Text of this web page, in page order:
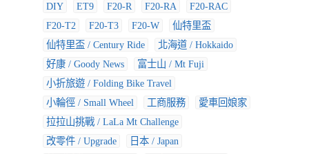
DIY ET9 F20-R F20-RA
F20-RAC
F20-T2
F20-T3 F20-W
仙特里盃
仙特里盃 / Century Ride
北海道 / Hokkaido
好康 / Goody News
富士山 / Mt Fuji
小折旅遊 / Folding Bike Travel
小輪徑 / Small Wheel
工商服務
愛車回娘家
拉拉山挑戰 / LaLa Mt Challenge
改零件 / Upgrade
日本 / Japan